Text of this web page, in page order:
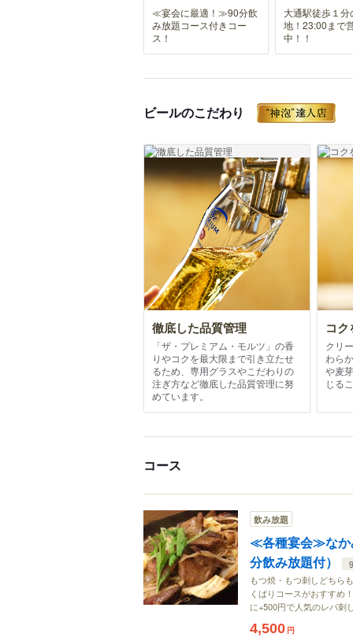
≪宴会に最適！≫90分飲
み放題コース付きコー
ス！
大通駅徒歩１分
地！23:00まで
中！！
ビールのこだわり
徹底した品質管理
「ザ・プレミアム・モルツ」の香
りやコクを最大限まで引き立たせ
るため、専用グラスやこだわりの
注ぎ方など徹底した品質管理に努
めています。
コ
クリ
わら
や麦
じる
コース
飲み放題
≪各種宴会≫なか
分飲み放題付）
もつ焼・もつ刺しどちら
くばりコースがおすすめ
に+500円で人気のレバ刺
4,500 円